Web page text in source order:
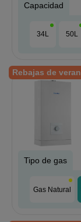
Capacidad
34L 50L
Rebajas de
Tipo de gas
Gas Natural